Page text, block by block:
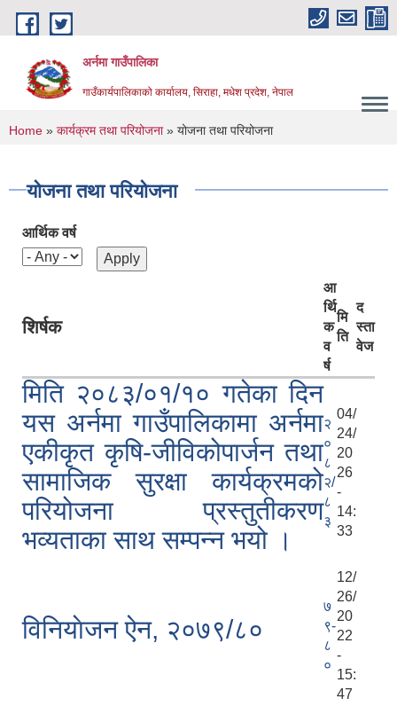
Skip to main content
अर्नमा गाउँपालिका
गाउँकार्यपालिकाको कार्यालय, सिराहा, मधेश प्रदेश, नेपाल
You are here
Home » कार्यक्रम तथा परियोजना» योजना तथा परियोजना
योजना तथा परियोजना
आर्थिक वर्ष
शिर्षक
आ
र्थि
क
व
र्ष
मि
ति
द
स्ता
वेज
मिति २०८३/०१/१० गतेका दिन
यस अर्नमा गाउँपालिकामा अर्नमा
एकीकृत कृषि-जीविकोपार्जन तथा
सामाजिक सुरक्षा कार्यक्रमको
परियोजना प्रस्तुतीकरण
भव्यताका साथ सम्पन्न भयो ।
२
०
८
२/
८
३
04/
24/
20
26
-
14:
33
विनियाेजन ऐन, २०७९/८०
७
९-
८
०
12/
26/
20
22
-
15:
47